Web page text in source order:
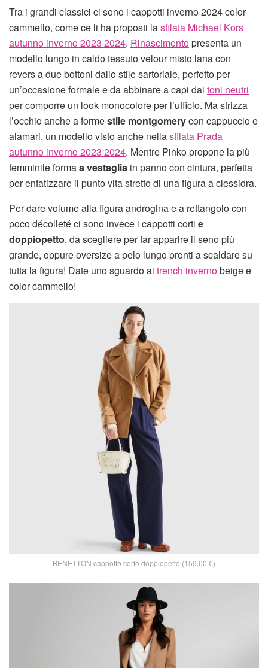
Tra i grandi classici ci sono i cappotti inverno 2024 color
cammello, come ce li ha proposti lasfilata Michael Kors
autunno inverno 2023 2024. Rinascimentopresenta un
modello lungo in caldo tessuto velour misto lana con
revers a due bottoni dallo stile sartoriale, perfetto per
un’occasione formale e da abbinare a capi dai toni neutri
per comporre un look monocolore per l’ufficio. Ma strizza
l’occhio anche a formestile montgomerycon cappuccio e
alamari, un modello visto anche nellasfilata Prada
autunno inverno 2023 2024. Mentre Pinko propone la più
femminile formaa vestaglia in panno con cintura, perfetta
per enfatizzare il punto vita stretto di una figura a clessidra.
Per dare volume alla figura androgina e a rettangolo con
poco décolleté ci sono invece i cappotti corti e
doppiopetto, da scegliere per far apparire il seno più
grande, oppure oversize a pelo lungo pronti a scaldare su
tutta la figura! Date uno sguardo ai trench invernobeige e
color cammello!
BENETTON cappotto corto doppiopetto (159,00 €)